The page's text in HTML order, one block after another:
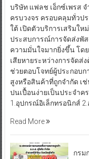
บริษัท แฟลช เอ็กซ์เพรส
ครบวงจร ครอบคลุมทั่วป
ใต้ เปิดตัวบริการเสริมให
ประสบการณ์การจัดส่งพั
ความมั่นใจมากยิ่งขึ้น โ
เสียหายระหว่างการจัดส่
ช่วยตอบโจทย์ผู้ประกอบ
สูงหรือสินค้าที่ถูกจำกัด เ
ปนเปื้อนง่ายเป็นประจำค
1.อุปกรณ์อิเล็กทรอนิกส์
Read More
กรม